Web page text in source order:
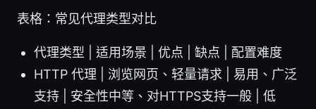
表格：常见代理类型对比
代理类型 | 适用场景 | 优点 | 缺点 | 配置难度
HTTP 代理 | 浏览网页、轻量请求 | 易用、广泛
支持 | 安全性中等、对HTTPS支持一般 | 低